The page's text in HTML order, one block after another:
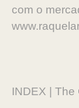
com o
INDEX | The